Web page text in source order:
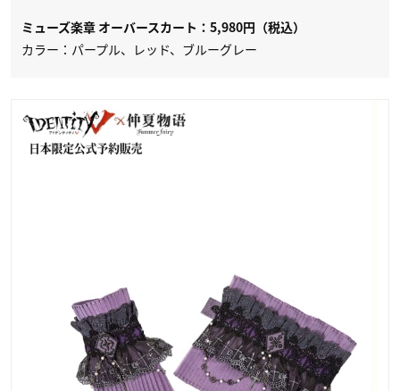
ミューズ楽章 オーバースカート：5,980円（税込）
カラー：パープル、レッド、ブルーグレー